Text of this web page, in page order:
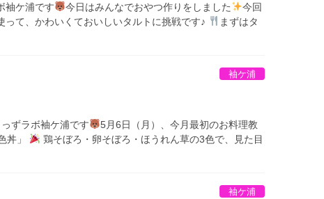
袖ケ浦です 今日はみんなでおやつ作りをしました
今回
って、かわいくておいしいタルトに挑戦です♪
まずはタ
袖ケ浦
ずラボ袖ケ浦です
5月6日（月）、今月最初のお料理教
丼」
鶏そぼろ・卵そぼろ・ほうれん草の3色で、見た目
袖ケ浦